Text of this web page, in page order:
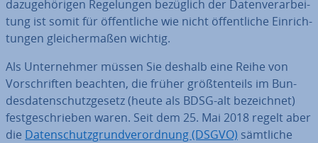
da­zu­ge­hö­ri­gen Re­ge­lun­gen bezüglich der Da­ten­ver­ar­bei­
tung ist somit für öf­fent­li­che wie nicht öf­fent­li­che Ein­rich­
tun­gen glei­cher­ma­ßen wichtig.
Als Un­ter­neh­mer müssen Sie deshalb eine Reihe von
Vor­schrif­ten beachten, die früher größ­ten­teils im Bun­
des­da­ten­schutz­ge­setz (heute als BDSG-alt be­zeich­net)
fest­ge­schrie­ben waren. Seit dem 25. Mai 2018 regelt aber
die Da­ten­schutz­grund­ver­ord­nung (DSGVO) sämtliche